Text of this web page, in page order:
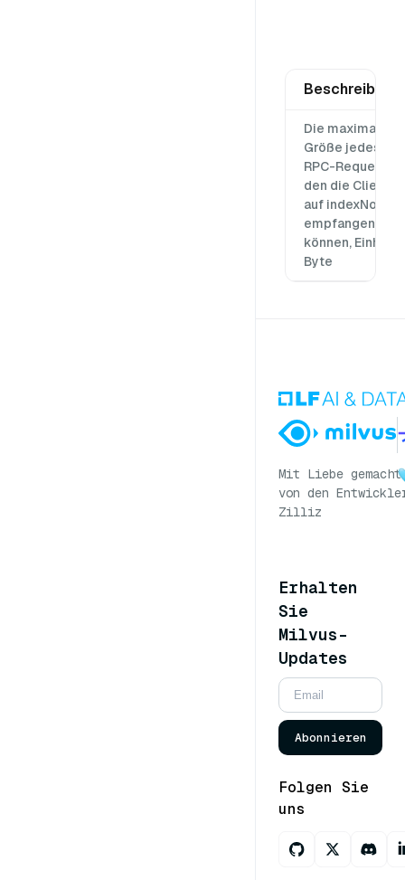
Beschreibung
Die maximale
Größe jedes
RPC-Requests,
den die Clients
auf indexNode
empfangen
können, Einheit:
Byte
Mit Liebe gemacht
von den
Zilliz
Erhalten
Sie
Milvus-
Updates
Abonnieren
Folgen Sie
uns